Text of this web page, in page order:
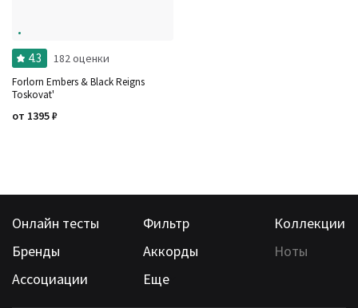
4.3 182 оценки
Forlorn Embers & Black Reigns
Toskovat'
от 1395₽
Онлайн тесты Фильтр
Коллекции
Бренды
Аккорды
Ноты
Ассоциации
Еще